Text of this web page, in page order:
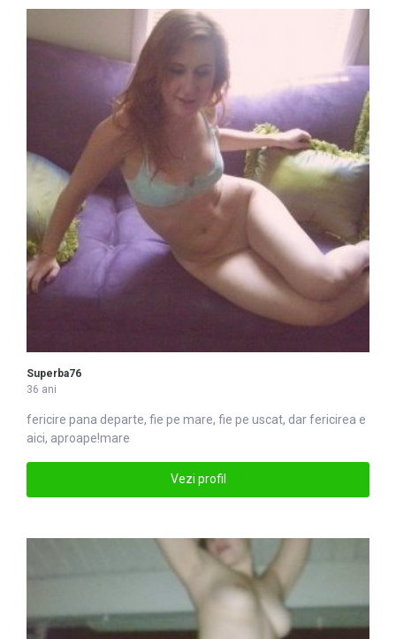
Superba76
36 ani
fericire pana departe, fie pe mare, fie pe uscat, dar fericirea e
aici, aproape!mare
Vezi profil